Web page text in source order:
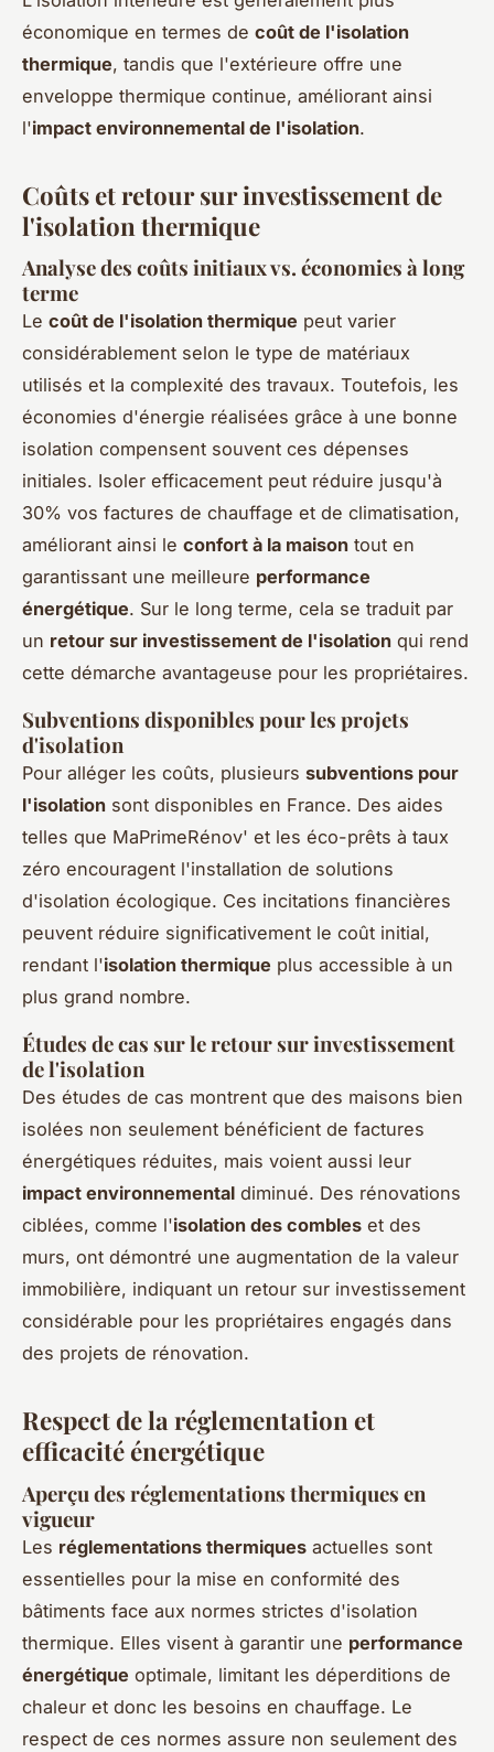
économique en termes de coût de l'isolation
thermique, tandis que l'extérieure offre une
enveloppe thermique continue, améliorant ainsi
l'impact environnemental de l'isolation.
Coûts et retour sur investissement de
l'isolation thermique
Analyse des coûts initiaux vs. économies à long
terme
Le coût de l'isolation thermique peut varier
considérablement selon le type de matériaux
utilisés et la complexité des travaux. Toutefois, les
économies d'énergie réalisées grâce à une bonne
isolation compensent souvent ces dépenses
initiales. Isoler efficacement peut réduire jusqu'à
30% vos factures de chauffage et de climatisation,
améliorant ainsi le confort à la maison tout en
garantissant une meilleure performance
énergétique. Sur le long terme, cela se traduit par
un retour sur investissement de l'isolation qui rend
cette démarche avantageuse pour les propriétaires.
Subventions disponibles pour les projets
d'isolation
Pour alléger les coûts, plusieurs subventions pour
l'isolation sont disponibles en France. Des aides
telles que MaPrimeRénov' et les éco-prêts à taux
zéro encouragent l'installation de solutions
d'isolation écologique. Ces incitations financières
peuvent réduire significativement le coût initial,
rendant l'isolation thermique plus accessible à un
plus grand nombre.
Études de cas sur le retour sur investissement
de l'isolation
Des études de cas montrent que des maisons bien
isolées non seulement bénéficient de factures
énergétiques réduites, mais voient aussi leur
impact environnemental diminué. Des rénovations
ciblées, comme l'isolation des combles et des
murs, ont démontré une augmentation de la valeur
immobilière, indiquant un retour sur investissement
considérable pour les propriétaires engagés dans
des projets de rénovation.
Respect de la réglementation et
efficacité énergétique
Aperçu des réglementations thermiques en
vigueur
Les réglementations thermiques actuelles sont
essentielles pour la mise en conformité des
bâtiments face aux normes strictes d'isolation
thermique. Elles visent à garantir une performance
énergétique optimale, limitant les déperditions de
chaleur et donc les besoins en chauffage. Le
respect de ces normes assure non seulement des